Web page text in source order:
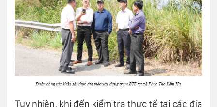
Tuy nhiên, khi đến kiểm tra thực tế tại các địa